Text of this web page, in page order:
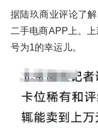
据陆玖商业评论了
二手电商APP上。
号为1的幸运儿。